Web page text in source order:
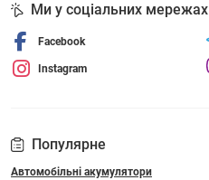
Популярне
Автомобільні акумулятори
Ми у соціальних мережах
Facebook
Instagram